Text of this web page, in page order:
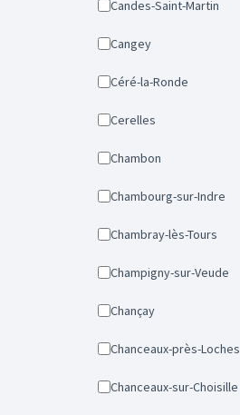
Candes-Saint-Martin
Cangey
Céré-la-Ronde
Cerelles
Chambon
Chambourg-sur-Indre
Chambray-lès-Tours
Champigny-sur-Veude
Chançay
Chanceaux-près-Loches
Chanceaux-sur-Choisille